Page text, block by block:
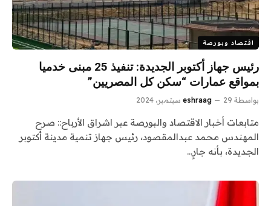
اقتصاد وبورصة
رئيس جهاز أكتوبر الجديدة: تنفيذ 25 مبنى خدميا
بمواقع عمارات “سكن كل المصريين”
بواسطة eshraag 29 سبتمبر، 2024
متابعات أخبار الاقتصاد والبورصة عبر اشراق الأرباح:: صرح
المهندس محمد عبدالمقصود، رئيس جهاز تنمية مدينة أكتوبر
الجديدة، بأنه جارٍ…